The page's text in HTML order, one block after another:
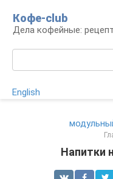
контенту
Кофе-club
Дела кофейные:
English
Напитки